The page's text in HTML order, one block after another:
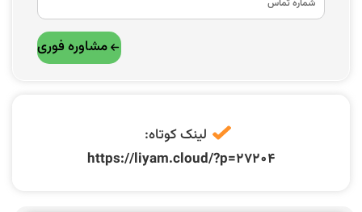
قبل از تصمیم، مشورت کن!
با یه مشاوره رایگان، راحت‌تر انتخاب کن.